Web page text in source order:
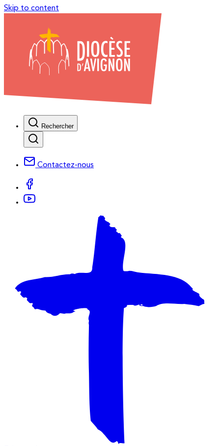
Skip to content
Rechercher
Contactez-nous